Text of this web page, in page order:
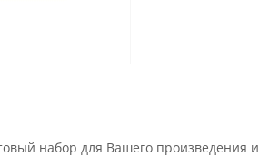
набор для Вашего произведения